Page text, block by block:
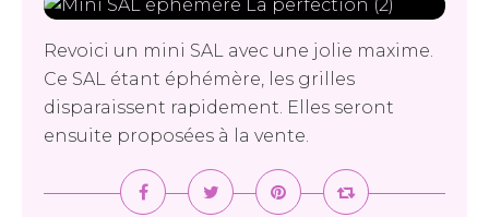
Revoici un mini SAL avec une jolie maxime.
Ce SAL étant éphémère, les grilles
disparaissent rapidement. Elles seront
ensuite proposées à la vente.